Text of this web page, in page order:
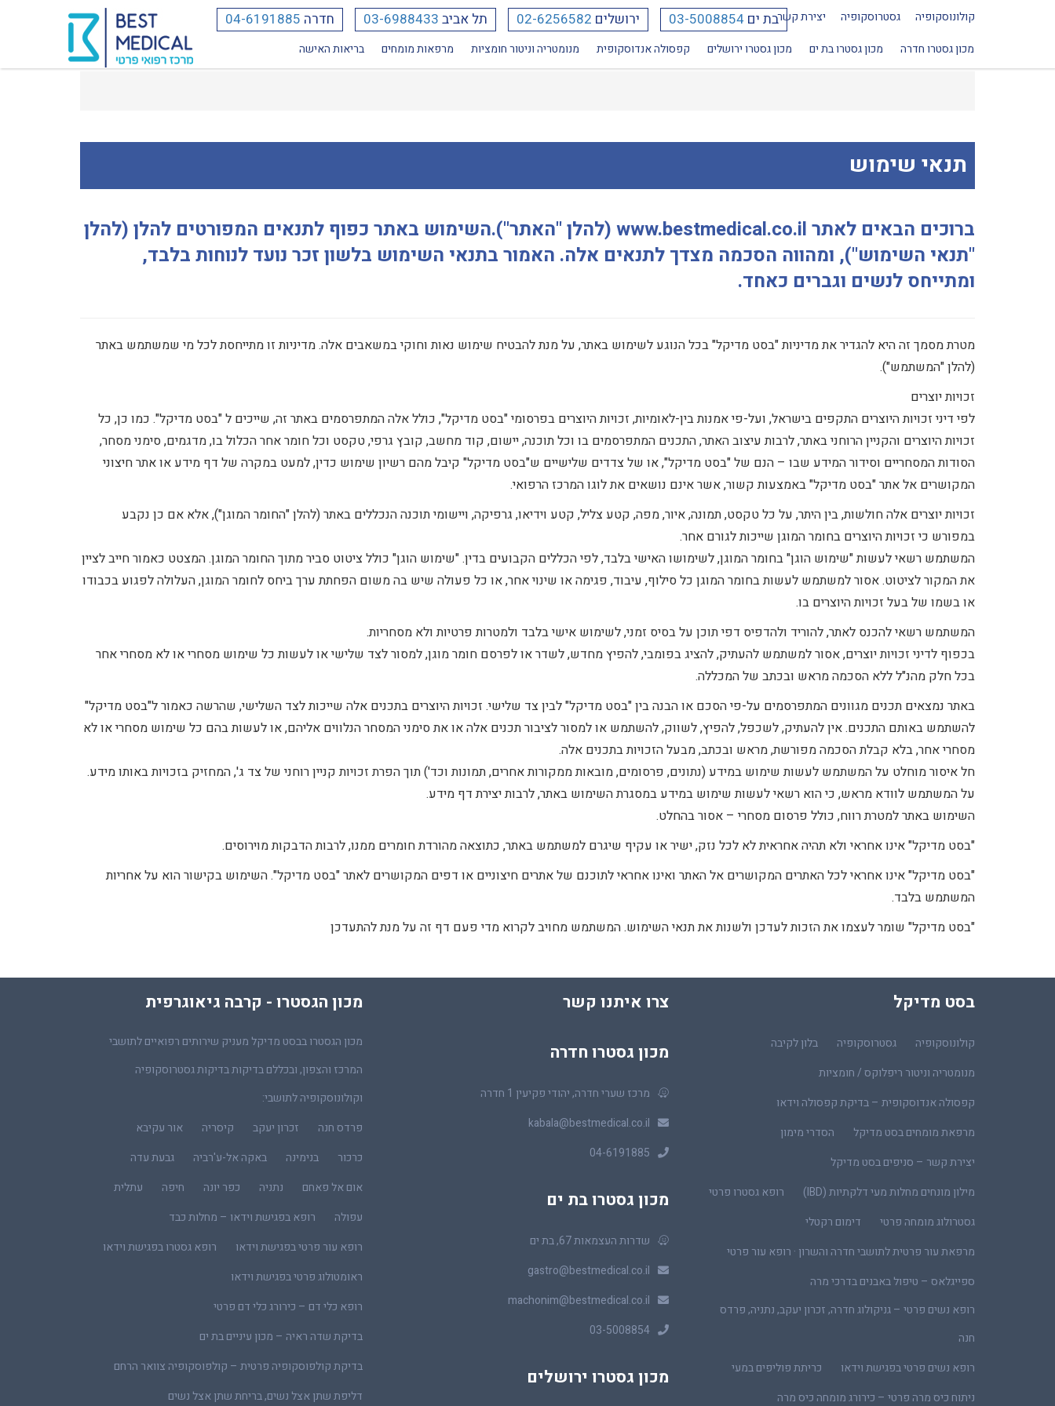
קולונוסקופיה גסטרוסקופיה יצירת קשר חדרה 04-6191885 תל אביב 03-6988433 ירושלים 02-6256582 בת ים 03-5008854
מכון גסטרו חדרה מכון גסטרו בת ים מכון גסטרו ירושלים קפסולה אנדוסקופית מנומטריה וניטור חומציות מרפאות מומחים בריאות האישה
תנאי שימוש
ברוכים הבאים לאתר www.bestmedical.co.il (להלן "האתר").השימוש באתר כפוף לתנאים המפורטים להלן (להלן
"תנאי השימוש"), ומהווה הסכמה מצדך לתנאים אלה. האמור בתנאי השימוש בלשון זכר נועד לנוחות בלבד,
ומתייחס לנשים וגברים כאחד.
מטרת מסמך זה היא להגדיר את מדיניות "בסט מדיקל" בכל הנוגע לשימוש באתר, על מנת להבטיח שימוש נאות וחוקי במשאבים אלה. מדיניות זו מתייחסת לכל מי שמשתמש באתר
(להלן "המשתמש").
זכויות יוצרים
לפי דיני זכויות היוצרים התקפים בישראל, ועל-פי אמנות בין-לאומיות, זכויות היוצרים בפרסומי "בסט מדיקל", כולל אלה המתפרסמים באתר זה, שייכים ל "בסט מדיקל". כמו כן, כל
זכויות היוצרים והקניין הרוחני באתר, לרבות עיצוב האתר, התכנים המתפרסמים בו וכל תוכנה, יישום, קוד מחשב, קובץ גרפי, טקסט וכל חומר אחר הכלול בו, מדגמים, סימני מסחר,
הסודות המסחריים וסידור המידע שבו – הנם של "בסט מדיקל", או של צדדים שלישיים ש"בסט מדיקל" קיבל מהם רשיון שימוש כדין, למעט במקרה של דף מידע או אתר חיצוני
המקושרים אל אתר "בסט מדיקל" באמצעות קשור, אשר אינם נושאים את לוגו המרכז הרפואי.
זכויות יוצרים אלה חולשות, בין היתר, על כל טקסט, תמונה, איור, מפה, קטע צליל, קטע וידיאו, גרפיקה, ויישומי תוכנה הנכללים באתר (להלן "החומר המוגן"), אלא אם כן נקבע
במפורש כי זכויות היוצרים בחומר המוגן שייכות לגורם אחר.
המשתמש רשאי לעשות "שימוש הוגן" בחומר המוגן, לשימושו האישי בלבד, לפי הכללים הקבועים בדין. "שימוש הוגן" כולל ציטוט סביר מתוך החומר המוגן. המצטט כאמור חייב לציין
את המקור לציטוט. אסור למשתמש לעשות בחומר המוגן כל סילוף, עיבוד, פגימה או שינוי אחר, או כל פעולה שיש בה משום הפחתת ערך ביחס לחומר המוגן, העלולה לפגוע בכבודו
או בשמו של בעל זכויות היוצרים בו.
המשתמש רשאי להכנס לאתר, להוריד ולהדפיס דפי תוכן על בסיס זמני, לשימוש אישי בלבד ולמטרות פרטיות ולא מסחריות.
בכפוף לדיני זכויות יוצרים, אסור למשתמש להעתיק, להציג בפומבי, להפיץ מחדש, לשדר או לפרסם חומר מוגן, למסור לצד שלישי או לעשות כל שימוש מסחרי או לא מסחרי אחר
בכל חלק מהנ"ל ללא הסכמה מראש ובכתב של המכללה.
באתר נמצאים תכנים מגוונים המתפרסמים על-פי הסכם או הבנה בין "בסט מדיקל" לבין צד שלישי. זכויות היוצרים בתכנים אלה שייכות לצד השלישי, שהרשה כאמור ל"בסט מדיקל"
להשתמש באותם התכנים. אין להעתיק, לשכפל, להפיץ, לשווק, להשתמש או למסור לציבור תכנים אלה או את סימני המסחר הנלווים אליהם, או לעשות בהם כל שימוש מסחרי או לא
מסחרי אחר, בלא קבלת הסכמה מפורשת, מראש ובכתב, מבעל הזכויות בתכנים אלה.
חל איסור מוחלט על המשתמש לעשות שימוש במידע (נתונים, פרסומים, מובאות ממקורות אחרים, תמונות וכד') תוך הפרת זכויות קניין רוחני של צד ג', המחזיק בזכויות באותו מידע.
על המשתמש לוודא מראש, כי הוא רשאי לעשות שימוש במידע במסגרת השימוש באתר, לרבות יצירת דף מידע.
השימוש באתר למטרת רווח, כולל פרסום מסחרי – אסור בהחלט.
"בסט מדיקל" אינו אחראי ולא תהיה אחראית לא לכל נזק, ישיר או עקיף שיגרם למשתמש באתר, כתוצאה מהורדת חומרים ממנו, לרבות הדבקות מוירוסים.
"בסט מדיקל" אינו אחראי לכל האתרים המקושרים אל האתר ואינו אחראי לתוכנם של אתרים חיצוניים או דפים המקושרים לאתר "בסט מדיקל". השימוש בקישור הוא על אחריות
המשתמש בלבד.
"בסט מדיקל" שומר לעצמו את הזכות לעדכן ולשנות את תנאי השימוש. המשתמש מחויב לקרוא מדי פעם דף זה על מנת להתעדכן
מכון הגסטרו - קרבה גיאוגרפית
מכון הגסטרו בבסט מדיקל מעניק שירותים רפואיים לתושבי
המרכז והצפון, ובכללם בדיקות בדיקות גסטרוסקופיה
וקולונוסקופיה לתושבי:
פרדס חנה
זכרון יעקב קיסריה
אור עקיבא
כרכור
בנימינה באקה אל-ע'רביה
גבעת עדה
אום אל פאחם
נתניה כפר יונה חיפה
עתלית
עפולה
רופא בפגישת וידאו – מחלות כבד
רופא עור פרטי בפגישת וידאו
רופא גסטרו בפגישת וידאו
ראומטולוג פרטי בפגישת וידאו
רופא כלי דם – כירורג כלי דם פרטי
בדיקת שדה ראיה – מכון עיניים בת ים
בדיקת קולפוסקופיה פרטית – קולפוסקופיה צוואר הרחם
דליפת שתן אצל נשים, בריחת שתן אצל נשים
צרו איתנו קשר
מכון גסטרו חדרה
מרכז שערי חדרה, יהודי פקיעין 1 חדרה
kabala@bestmedical.co.il
04-6191885
מכון גסטרו בת ים
שדרות העצמאות 67, בת ים
gastro@bestmedical.co.il
machonim@bestmedical.co.il
03-5008854
מכון גסטרו ירושלים
בסט מדיקל
קולונוסקופיה גסטרוסקופיה
בלון לקיבה
מנומטריה וניטור ריפלוקס / חומציות
קפסולה אנדוסקופית – בדיקת קפסולה וידאו
מרפאת מומחים בסט מדיקל
הסדרי מימון
יצירת קשר – סניפים בסט מדיקל
מילון מונחים מחלות מעי דלקתיות (IBD)
רופא גסטרו פרטי
גסטרולוג מומחה פרטי
דימום רקטלי
מרפאת עור פרטית לתושבי חדרה והשרון · רופא עור פרטי
ספייגלאס – טיפול באבנים בדרכי מרה
רופא נשים פרטי – גניקולוג חדרה, זכרון יעקב, נתניה, פרדס
חנה
רופא נשים פרטי בפגישת וידאו
כריתת פוליפים במעי
ניתוח כיס מרה פרטי – כירורג מומחה כיס מרה